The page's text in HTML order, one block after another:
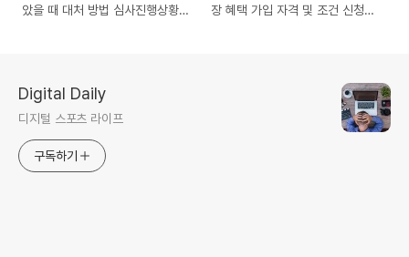
았을 때 대처 방법 심사진행상황
장 혜택 가입 자격 및 조건 신청
Digital Daily
디지털 스포츠 라이프
구독하기